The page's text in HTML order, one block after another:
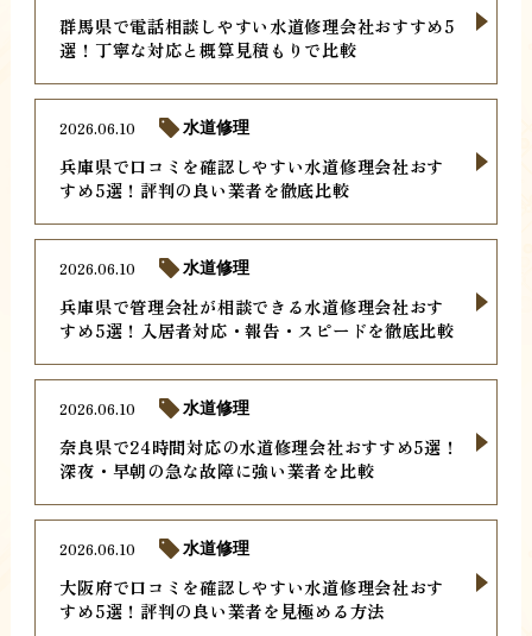
群馬県で電話相談しやすい水道修理会社おすすめ5
選！丁寧な対応と概算見積もりで比較
兵庫県で口コミを確認しやすい水道修理会社おす
すめ5選！評判の良い業者を徹底比較
2026.06.10 水道修理
兵庫県で管理会社が相談できる水道修理会社おす
すめ5選！入居者対応・報告・スピードを徹底比較
2026.06.10 水道修理
奈良県で24時間対応の水道修理会社おすすめ5選！
深夜・早朝の急な故障に強い業者を比較
2026.06.10 水道修理
大阪府で口コミを確認しやすい水道修理会社おす
すめ5選！評判の良い業者を見極める方法
2026.06.10 水道修理